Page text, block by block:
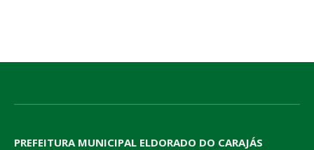
PREFEITURA MUNICIPAL ELDORADO DO CARAJÁS